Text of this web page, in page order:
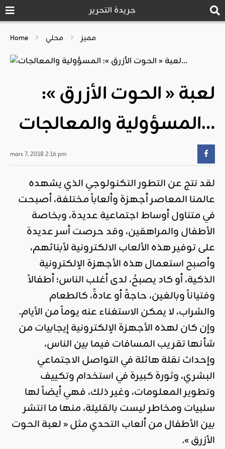
جريدة التحرير
Home مميز محلي
لعبة « الحوت الأزرق »:
المسؤولية والمعالجات…
mars 7, 2018 2:16 pm
لقد نتج عن التطور التكنولوجي الذي يشهده
عالمنا المعاصر أجهزة وألعاباً مختلفة، أصبحت
في متناول أوساط اجتماعية عديدة، وبخاصة
الأطفال والمراهقين، وقد حرصت أسر عديدة
على توفير هذه الألعاب الالكترونية لأبنائهم،
وأصبح استعمال هذه الأجهزة الإلكترونية
الذكية، أو كاد يصبحُ، لدى أغلب الناس؛ أطفالاً
وفتياناً وبالغين، حاجةً أو عادةً، كالطعام
والشراب، لا يمكن الاستغناء عنه يوماً من الأيام.
وإن كان لهذه الأجهزة الإلكترونية إيجابيات من
شأنها تقريب المسافات فيما بين الناس،
وإحداث نقلة هائلة في التواصل الاجتماعي
البشري، وثورة كبيرة في استخدام وتكييف
وتطوير المعلومات، وغير ذلك، فهي أيضاً لها
سلبيات ومخاطر ليست بالقليلة، منها ما انتشر
بين الأطفال من ألعاب التحدي مثل « لعبة الحوت
الأزرق ».